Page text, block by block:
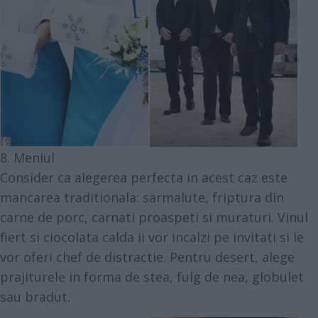
8. Meniul
Consider ca alegerea perfecta in acest caz este
mancarea traditionala: sarmalute, friptura din
carne de porc, carnati proaspeti si muraturi. Vinul
fiert si ciocolata calda ii vor incalzi pe invitati si le
vor oferi chef de distractie. Pentru desert, alege
prajiturele in forma de stea, fulg de nea, globulet
sau bradut.